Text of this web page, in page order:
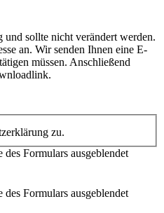
sollte nicht verändert werden.
an. Wir senden Ihnen eine E-
müssen. Anschließend
zu.
Formulars ausgeblendet
Formulars ausgeblendet